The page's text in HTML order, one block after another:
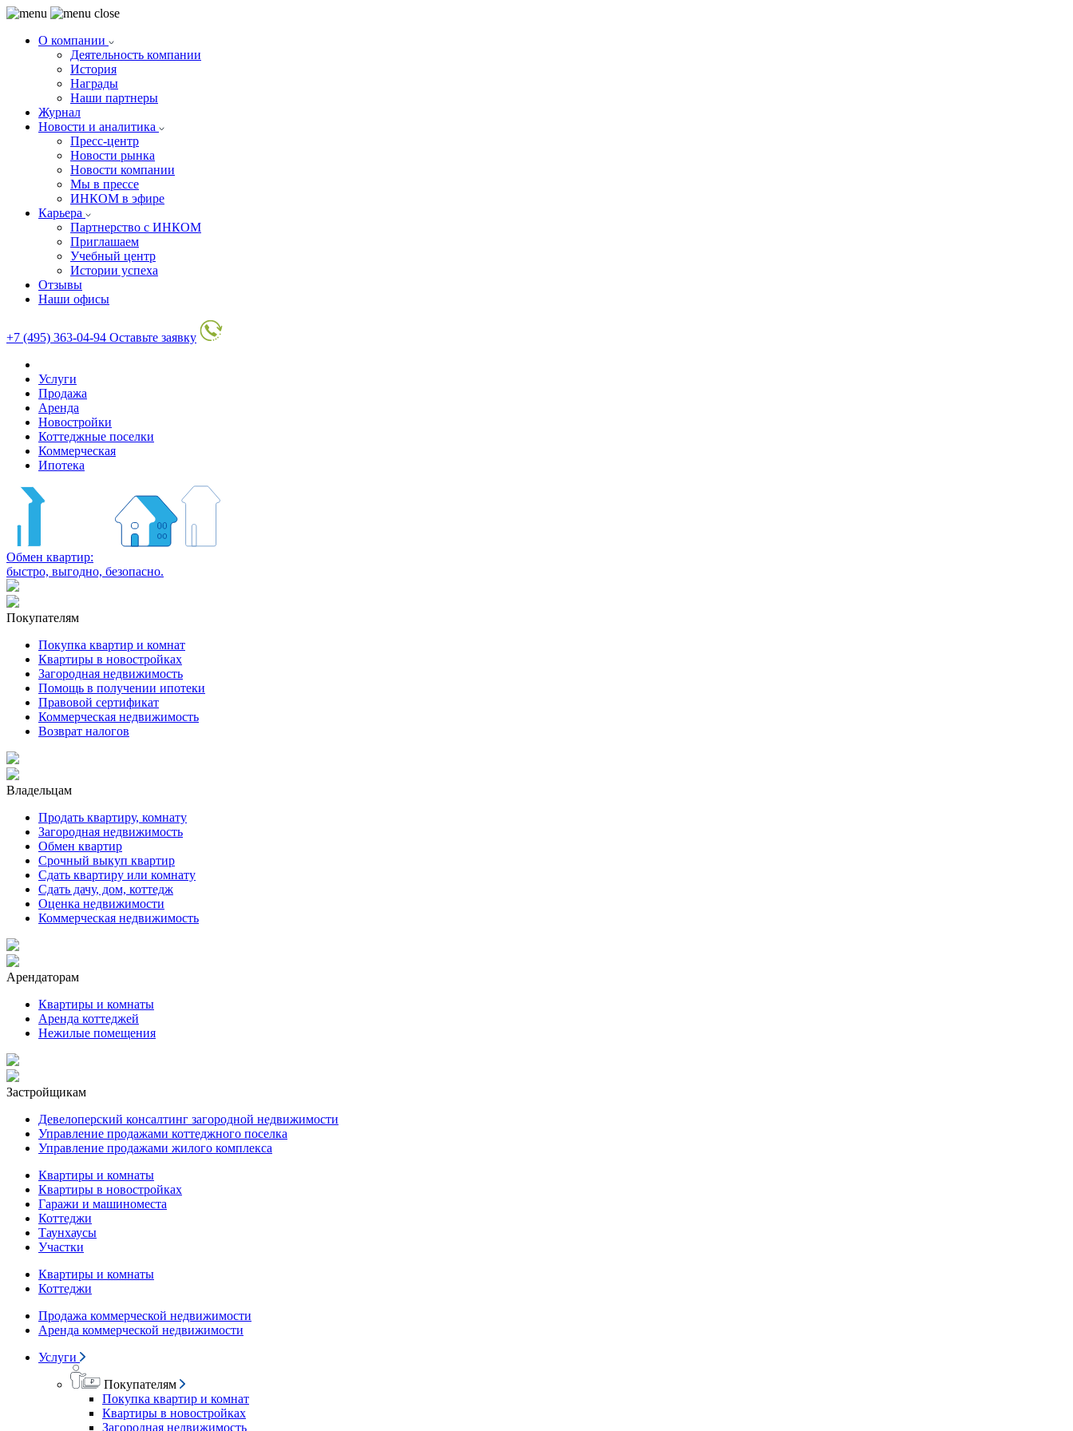
О компании
Деятельность компании
История
Награды
Наши партнеры
Журнал
Новости и аналитика
Пресс-центр
Новости рынка
Новости компании
Мы в прессе
ИНКОМ в эфире
Карьера
Партнерство с ИНКОМ
Приглашаем
Учебный центр
Истории успеха
Отзывы
Наши офисы
+7 (495) 363-04-94 Оставьте заявку
Услуги
Продажа
Аренда
Новостройки
Коттеджные поселки
Коммерческая
Ипотека
Обмен квартир:
быстро, выгодно, безопасно.
Покупателям
Покупка квартир и комнат
Квартиры в новостройках
Загородная недвижимость
Помощь в получении ипотеки
Правовой сертификат
Коммерческая недвижимость
Возврат налогов
Владельцам
Продать квартиру, комнату
Загородная недвижимость
Обмен квартир
Срочный выкуп квартир
Сдать квартиру или комнату
Сдать дачу, дом, коттедж
Оценка недвижимости
Коммерческая недвижимость
Арендаторам
Квартиры и комнаты
Аренда коттеджей
Нежилые помещения
Застройщикам
Девелоперский консалтинг загородной недвижимости
Управление продажами коттеджного поселка
Управление продажами жилого комплекса
Квартиры и комнаты
Квартиры в новостройках
Гаражи и машиноместа
Коттеджи
Таунхаусы
Участки
Квартиры и комнаты
Коттеджи
Продажа коммерческой недвижимости
Аренда коммерческой недвижимости
Услуги
Покупателям
Покупка квартир и комнат
Квартиры в новостройках
Загородная недвижимость